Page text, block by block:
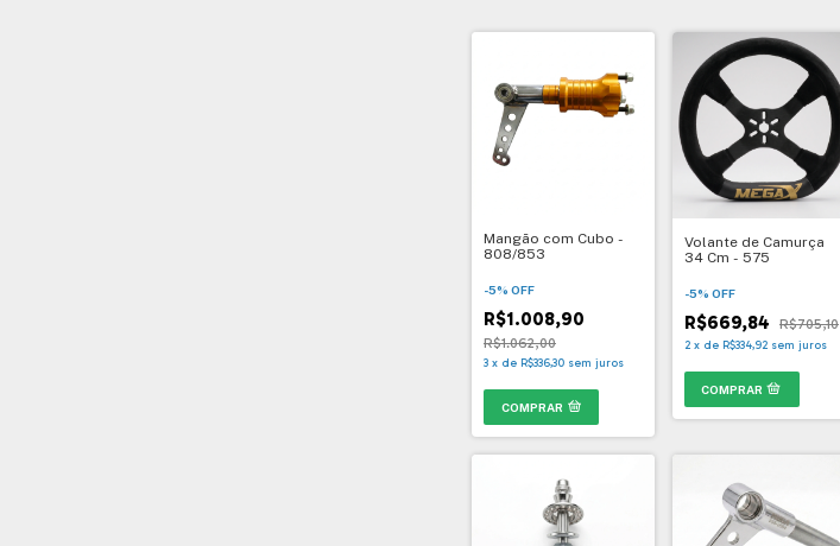
Mangão com Cubo -
808/853
-5% OFF
R$1.008,90
R$1.062,00
3 x de R$336,30 sem juros
COMPRAR
Volante de Camurça
34 Cm - 575
-5% OFF
R$669,84 R$705,10
2 x de R$334,92 sem juros